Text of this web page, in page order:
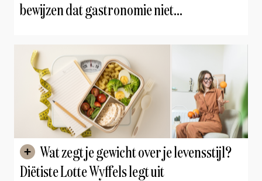
bewijzen dat gastronomie niet
Diëtiste Lotte Wyffels legt uit